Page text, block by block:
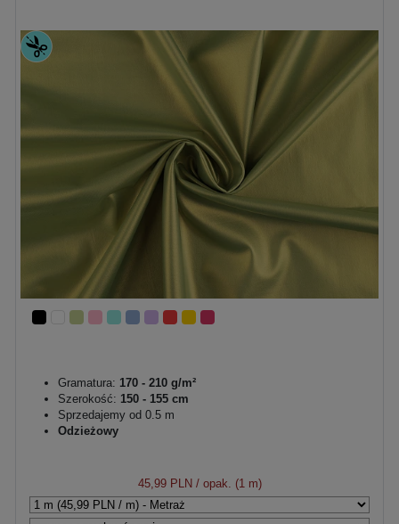
Gramatura: 170 - 210 g/m²
Szerokość: 150 - 155 cm
Sprzedajemy od 0.5 m
Odzieżowy
45,99 PLN / opak. (1 m)